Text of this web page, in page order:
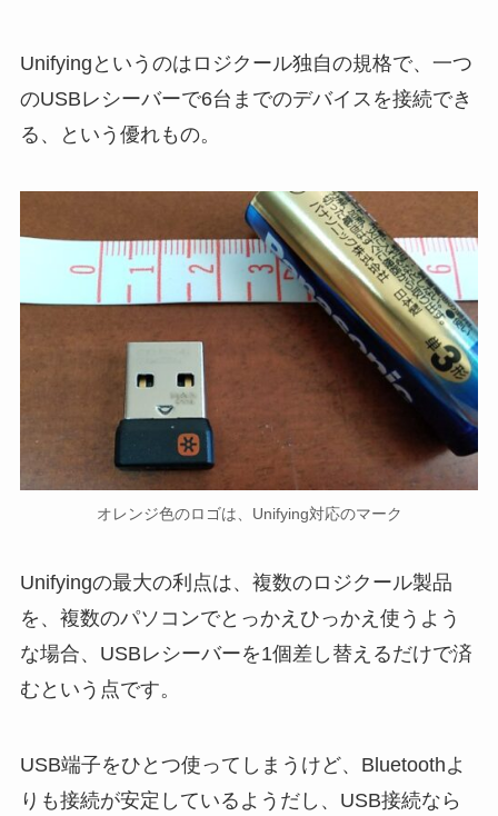
Unifyingというのはロジクール独自の規格で、一つ
のUSBレシーバーで6台までのデバイスを接続でき
る、という優れもの。
オレンジ色のロゴは、Unifying対応のマーク
Unifyingの最大の利点は、複数のロジクール製品
を、複数のパソコンでとっかえひっかえ使うよう
な場合、USBレシーバーを1個差し替えるだけで済
むという点です。
USB端子をひとつ使ってしまうけど、Bluetoothよ
りも接続が安定しているようだし、USB接続なら